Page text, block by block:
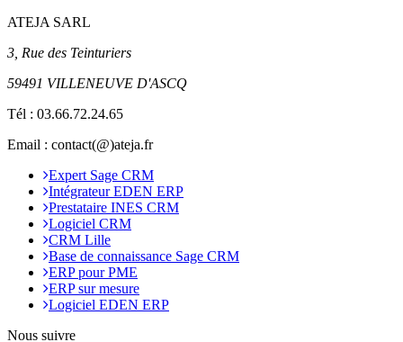
ATEJA SARL
3, Rue des Teinturiers
59491 VILLENEUVE D'ASCQ
Tél : 03.66.72.24.65
Email : contact(@)ateja.fr
Expert Sage CRM
Intégrateur EDEN ERP
Prestataire INES CRM
Logiciel CRM
CRM Lille
Base de connaissance Sage CRM
ERP pour PME
ERP sur mesure
Logiciel EDEN ERP
Nous suivre